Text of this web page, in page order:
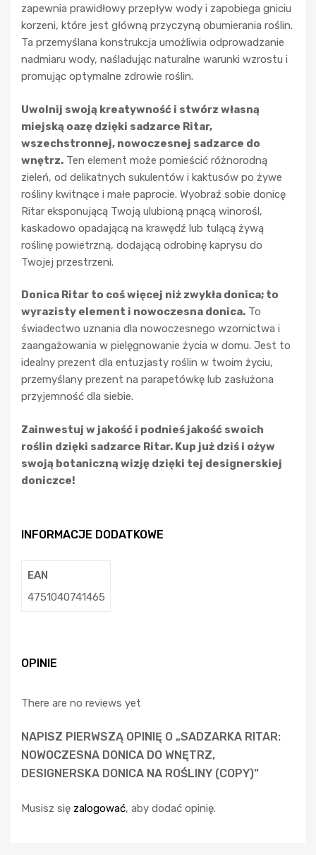
zapewnia prawidłowy przepływ wody i zapobiega gniciu
korzeni, które jest główną przyczyną obumierania roślin.
Ta przemyślana konstrukcja umożliwia odprowadzanie
nadmiaru wody, naśladując naturalne warunki wzrostu i
promując optymalne zdrowie roślin.
Uwolnij swoją kreatywność i stwórz własną
miejską oazę dzięki sadzarce Ritar,
wszechstronnej, nowoczesnej sadzarce do
wnętrz. Ten element może pomieścić różnorodną
zieleń, od delikatnych sukulentów i kaktusów po żywe
rośliny kwitnące i małe paprocie. Wyobraź sobie donicę
Ritar eksponującą Twoją ulubioną pnącą winorośl,
kaskadowo opadającą na krawędź lub tulącą żywą
roślinę powietrzną, dodającą odrobinę kaprysu do
Twojej przestrzeni.
Donica Ritar to coś więcej niż zwykła donica; to
wyrazisty element i nowoczesna donica. To
świadectwo uznania dla nowoczesnego wzornictwa i
zaangażowania w pielęgnowanie życia w domu. Jest to
idealny prezent dla entuzjasty roślin w twoim życiu,
przemyślany prezent na parapetówkę lub zasłużona
przyjemność dla siebie.
Zainwestuj w jakość i podnieś jakość swoich
roślin dzięki sadzarce Ritar. Kup już dziś i ożyw
swoją botaniczną wizję dzięki tej designerskiej
doniczce!
INFORMACJE DODATKOWE
EAN
4751040741465
OPINIE
There are no reviews yet
NAPISZ PIERWSZĄ OPINIĘ O „SADZARKA RITAR:
NOWOCZESNA DONICA DO WNĘTRZ,
DESIGNERSKA DONICA NA ROŚLINY (COPY)”
Musisz się zalogować, aby dodać opinię.